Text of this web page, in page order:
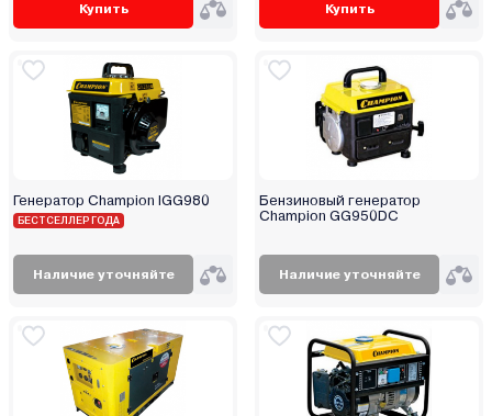
Купить Купить
Генератор Champion IGG980
БЕСТСЕЛЛЕР ГОДА
Наличие уточняйте
Бензиновый генератор
Champion GG950DC
Наличие уточняйте